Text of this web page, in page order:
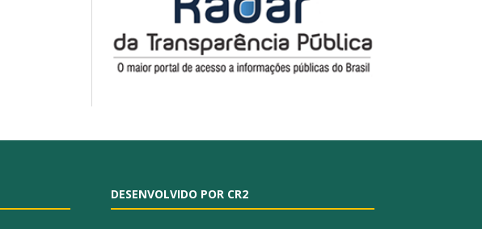
DESENVOLVIDO POR CR2